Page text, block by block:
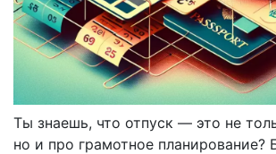
Ты знаешь, что отпуск — это не
но и про грамотное планирование?